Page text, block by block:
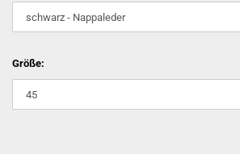
Größe: